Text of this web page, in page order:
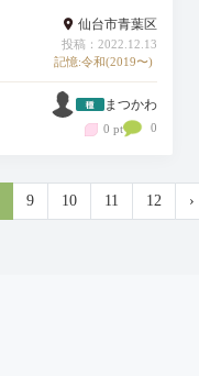
仙台市青葉区
投稿：2022.12.13
記憶:令和(2019〜)
まつかわ
0 pt 0
9 10 11 12 ›